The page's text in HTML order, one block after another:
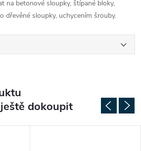
na betonové sloupky, štípané bloky,
dřevěné sloupky, uchycením šrouby.
dokoupit